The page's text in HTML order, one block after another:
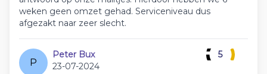
weken geen omzet gehad. Serviceniveau dus
afgezakt naar zeer slecht.
P
Peter Bux
23-07-2024
5